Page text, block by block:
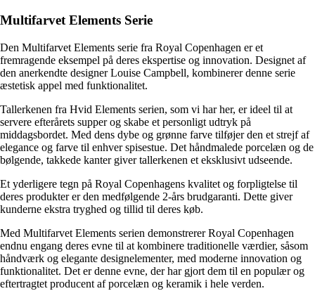
Multifarvet Elements Serie
Den Multifarvet Elements serie fra Royal Copenhagen er et
fremragende eksempel på deres ekspertise og innovation. Designet af
den anerkendte designer Louise Campbell, kombinerer denne serie
æstetisk appel med funktionalitet.
Tallerkenen fra Hvid Elements serien, som vi har her, er ideel til at
servere efterårets supper og skabe et personligt udtryk på
middagsbordet. Med dens dybe og grønne farve tilføjer den et strejf af
elegance og farve til enhver spisestue. Det håndmalede porcelæn og de
bølgende, takkede kanter giver tallerkenen et eksklusivt udseende.
Et yderligere tegn på Royal Copenhagens kvalitet og forpligtelse til
deres produkter er den medfølgende 2-års brudgaranti. Dette giver
kunderne ekstra tryghed og tillid til deres køb.
Med Multifarvet Elements serien demonstrerer Royal Copenhagen
endnu engang deres evne til at kombinere traditionelle værdier, såsom
håndværk og elegante designelementer, med moderne innovation og
funktionalitet. Det er denne evne, der har gjort dem til en populær og
eftertragtet producent af porcelæn og keramik i hele verden.